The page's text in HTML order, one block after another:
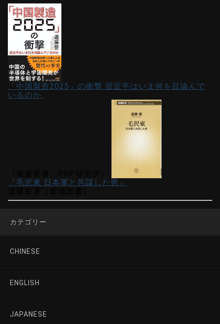
「中国製造2025」の衝撃 習近平はいま何を目論んで
いるのか
『毛沢東 日本軍と共謀した男』
カテゴリー
CHINESE
ENGLISH
JAPANESE